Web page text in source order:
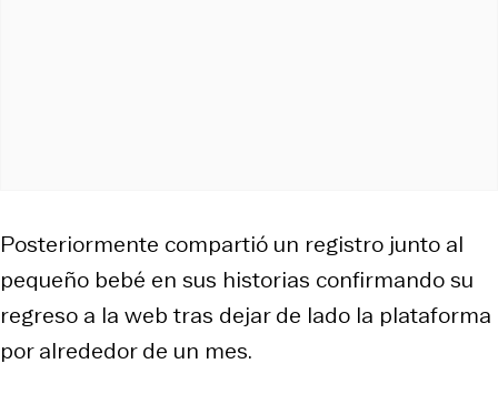
Posteriormente compartió un registro junto al
pequeño bebé en sus historias confirmando su
regreso a la web tras dejar de lado la plataforma
por alrededor de un mes.